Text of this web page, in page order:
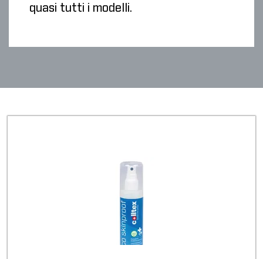
quasi tutti i modelli.